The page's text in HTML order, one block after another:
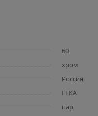
60
хром
Россия
ELKA
пар